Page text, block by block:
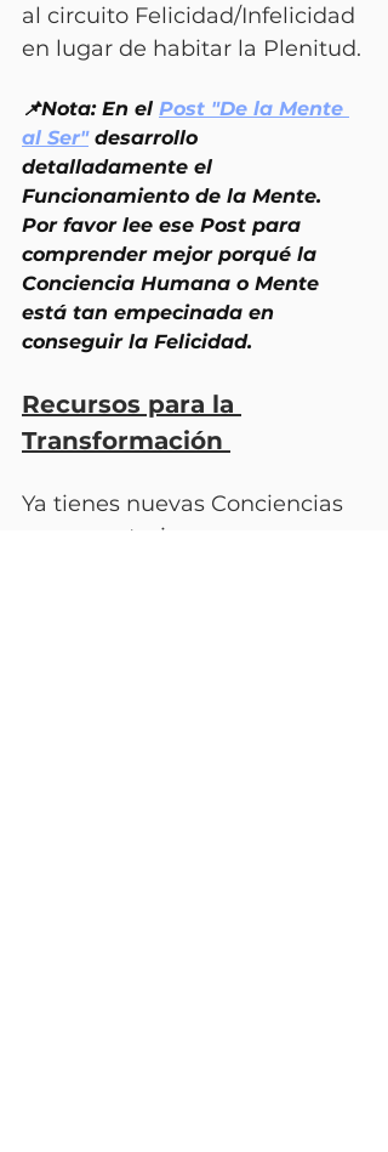
al circuito Felicidad/Infelicidad
en lugar de habitar la Plenitud.
📌Nota: En el Post "De la Mente
al Ser" desarrollo
detalladamente el
Funcionamiento de la Mente.
Por favor lee ese Post para
comprender mejor porqué la
Conciencia Humana o Mente
está tan empecinada en
conseguir la Felicidad.
Recursos para la
Transformación
Ya tienes nuevas Conciencias
para construir un nuevo